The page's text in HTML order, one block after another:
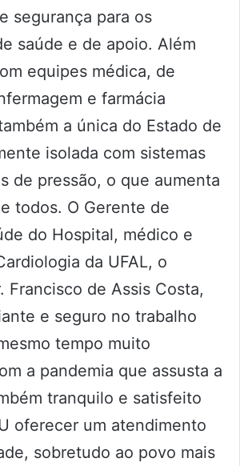
segurança para os
saúde e de apoio. Além
equipes médica, de
e farmácia
a única do Estado de
isolada com sistemas
de pressão, o que aumenta
todos. O Gerente de
do Hospital, médico e
da UFAL, o
Francisco de Assis Costa,
e seguro no trabalho
tempo muito
a pandemia que assusta a
tranquilo e satisfeito
oferecer um atendimento
sobretudo ao povo mais